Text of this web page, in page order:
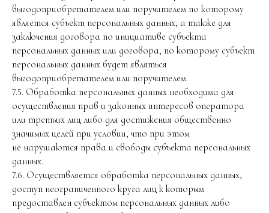
выгодоприобретателем или поручителем по которому
является субъект персональных данных, а также для
заключения договора по инициативе субъекта
персональных данных или договора, по которому субъект
персональных данных будет являться
выгодоприобретателем или поручителем.
7.5. Обработка персональных данных необходима для
осуществления прав и законных интересов оператора
или третьих лиц либо для достижения общественно
значимых целей при условии, что при этом
не нарушаются права и свободы субъекта персональных
данных.
7.6. Осуществляется обработка персональных данных,
доступ неограниченного круга лиц к которым
предоставлен субъектом персональных данных либо